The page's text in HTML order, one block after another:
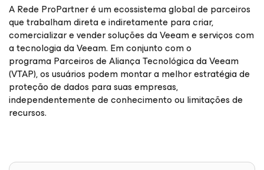
A Rede ProPartner é um ecossistema global de parceiros
que trabalham direta e indiretamente para criar,
comercializar e vender soluções da Veeam e serviços com
a tecnologia da Veeam. Em conjunto com o
programa Parceiros de Aliança Tecnológica da Veeam
(VTAP), os usuários podem montar a melhor estratégia de
proteção de dados para suas empresas,
independentemente de conhecimento ou limitações de
recursos.